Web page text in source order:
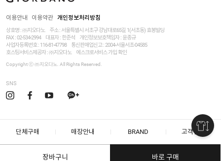
장바구니 바로 구매
이용안내 이용약관 개인정보처리방침
상호명 : ㈜지오다노
주소 : 서울특별시 서초구 강남대로65길 1(서초동) 효봉빌딩
FAX : 02-534-2994
대표자 : 한준석 개인정보보호책임자 : 윤종규
사업자등록번호 : 116-81-47798
통신판매업신고 : 2004-서울서초-04585
호스팅서비스제공자 : ㈜지오다노
에스크로서비스 가입 확인
Copyright ⓒ ㈜지오다노. All Rights Reserved.
SNS
단체구매 매장안내 BRAND 고객센터